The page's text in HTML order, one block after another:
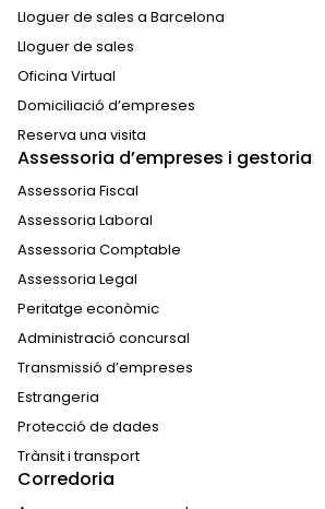
Lloguer de sales a Barcelona
Lloguer de sales
Oficina Virtual
Domiciliació d’empreses
Reserva una visita
Assessoria d’empreses i gestoria
Assessoria Fiscal
Assessoria Laboral
Assessoria Comptable
Assessoria Legal
Peritatge econòmic
Administració concursal
Transmissió d’empreses
Estrangeria
Protecció de dades
Trànsit i transport
Corredoria